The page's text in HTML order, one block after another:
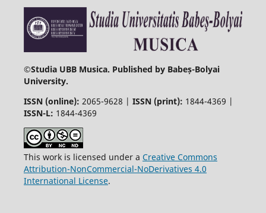
©Studia UBB Musica. Published by Babeș-Bolyai
University.
ISSN (online): 2065-9628 | ISSN (print): 1844-4369 |
ISSN-L: 1844-4369
This work is licensed under a Creative Commons
Attribution-NonCommercial-NoDerivatives 4.0
International License.